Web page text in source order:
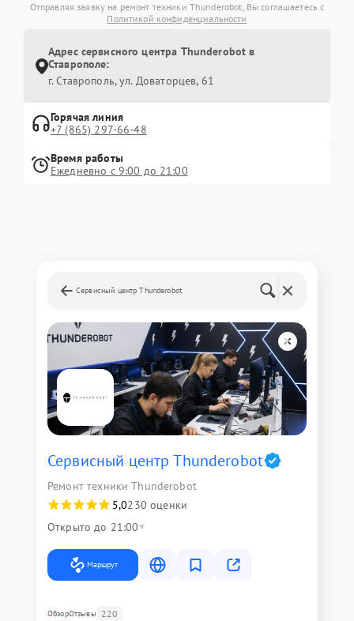
Отправляя заявку на ремонт техники Thunderobot, Вы соглашаетесь с
Политикой конфиденциальности
Адрес сервисного центра Thunderobot в
Ставрополе:
г. Ставрополь, ул. Доваторцев, 61
Горячая линия
+7 (865) 297-66-48
Время работы
Ежедневно с 9:00 до 21:00
Сервисный центр Thunderobot
Сервисный центр Thunderobot
Ремонт техники Thunderobot
5,0230 оценки
Открыто до 21:00
Маршрут
ОбзорОтзывы 220